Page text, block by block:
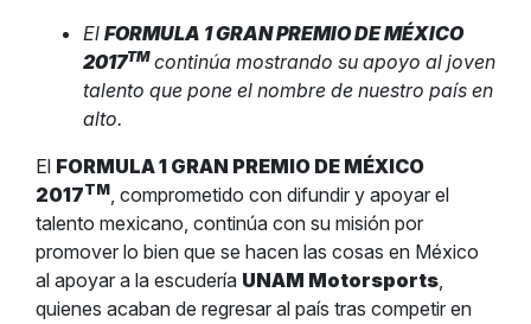
El FORMULA 1 GRAN PREMIO DE MÉXICO
2017TMcontinúa mostrando su apoyo al joven
talento que pone el nombre de nuestro país en
alto.
El FORMULA 1 GRAN PREMIO DE MÉXICO
2017TM, comprometido con difundir y apoyar el
talento mexicano, continúa con su misión por
promover lo bien que se hacen las cosas en México
al apoyar a la escudería UNAM Motorsports,
quienes acaban de regresar al país tras competir en